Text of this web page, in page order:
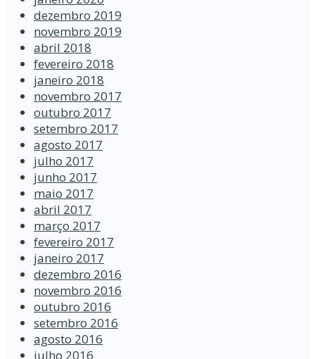
dezembro 2019
novembro 2019
abril 2018
fevereiro 2018
janeiro 2018
novembro 2017
outubro 2017
setembro 2017
agosto 2017
julho 2017
junho 2017
maio 2017
abril 2017
março 2017
fevereiro 2017
janeiro 2017
dezembro 2016
novembro 2016
outubro 2016
setembro 2016
agosto 2016
julho 2016